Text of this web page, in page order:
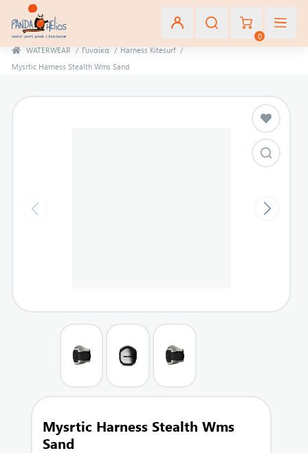
Εγγραφή
0
WATERWEAR / Γυναίκα / Harness Kitesurf /
Mysrtic Harness Stealth Wms Sand
Mysrtic Harness Stealth Wms
Sand